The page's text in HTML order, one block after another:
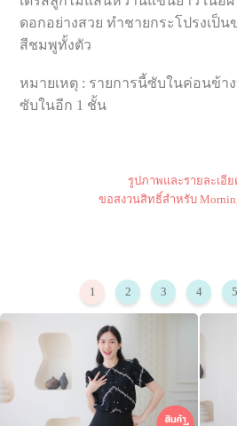
ดอกอย่างสวย ทำชายกระโปรงเป็
สีชมพูทั้งตัว
หมายเหตุ : รายการนี้ซับในค่อนข้า
ซับในอีก 1 ชั้น
รูปภาพและรายละเอี
ขอสงวนสิทธิ์สำหรับ
1 2 3 4 5